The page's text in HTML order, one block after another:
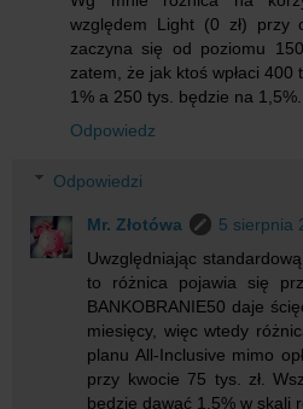
względem Light (0 zł) przy
zaczyna się od poziomu
zatem, że jak ktoś wpłaci 400
1% a 250 tys. będzie na 1,5%.
Odpowiedz
Odpowiedzi
Mr. Złotówa
5 sierpnia
Uwzględniając
to różnica pojawia się
BANKOBRANIE50 daje
miesięcy, więc wtedy
planu All-Inclusive mimo
przy kwocie 75 tys. zł.
będzie dawać 1,5% w skali